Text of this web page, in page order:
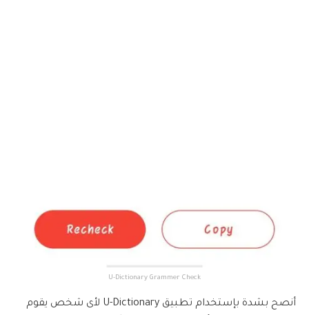
U-Dictionary Grammer Check
أنصح بشدة بإستخدام تطبيق U-Dictionary لأى شخص يقوم